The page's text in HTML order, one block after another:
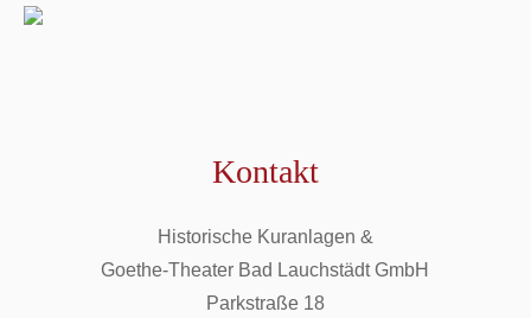
Kontakt
Historische Kuranlagen &
Goethe-Theater Bad Lauchstädt GmbH
Parkstraße 18